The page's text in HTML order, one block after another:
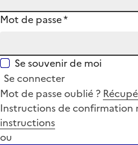
Mot de passe*
Se souvenir de moi
Se connecter
Mot de passe oublié ?
Instructions de confirmation
instructions
ou